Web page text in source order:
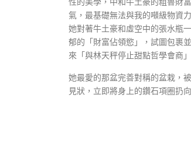
氣，最基礎無法與我的噸級物資
她對著牛土豪和虛空中的張水瓶
郁的「財富佔領慾」，試圖包裹
來「與林天秤停止甜點哲學會商
她最愛的那盆完善對稱的盆栽，
見狀，立即將身上的鑽石項圈扔